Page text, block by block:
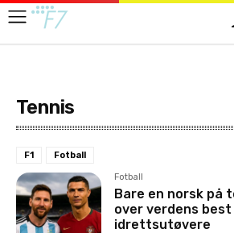
Tennis
F1 Fotball
Fotball
Bare en norsk på
over verdens
idrettsutøvere